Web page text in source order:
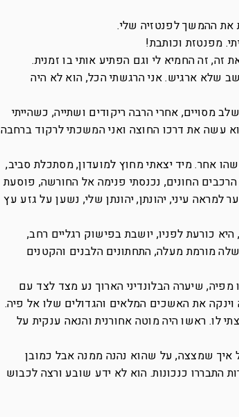
את ההמשך לפנטזיה שלי.
מפנטזת וכותבת!
זה, זה החמיא לי וגם הפתיע אותי בו זמנית.
שלא ארגיש. אני הרגשתי הכל, הוא לא היה
מסויים, אחרי הרבה ריקודים ושתייה, כשהייתי
עשה את דרכו החוצה ואני המשכתי לרקוד ברחבה
אחר. מיד יצאתי מחוץ למועדון, מסתכלת סביב,
החונים, נכנסתי פנימה אל החורשה, פוסעת
עיני, יהונתן, יהונתן שלי, נשען על גזע עץ
כורעת לפניו, יושבת בפישוק רגליים רחב,
מורמת מעלה, התחתונים הלבנים והקטנים
מפיה, שיערה הבלונדיני הארוך נע מצד לצד עם
וינקה את האשכים המלאים והגדולים שלו אל פיה.
לו. ראשו היה מוטה אחורנית והנאה ענקית על
איך שמצצה, על שהוא נהנה ממנה אבל כמובן
התבררו כנכונות. הוא לא ידע שובע ורצה לכבוש